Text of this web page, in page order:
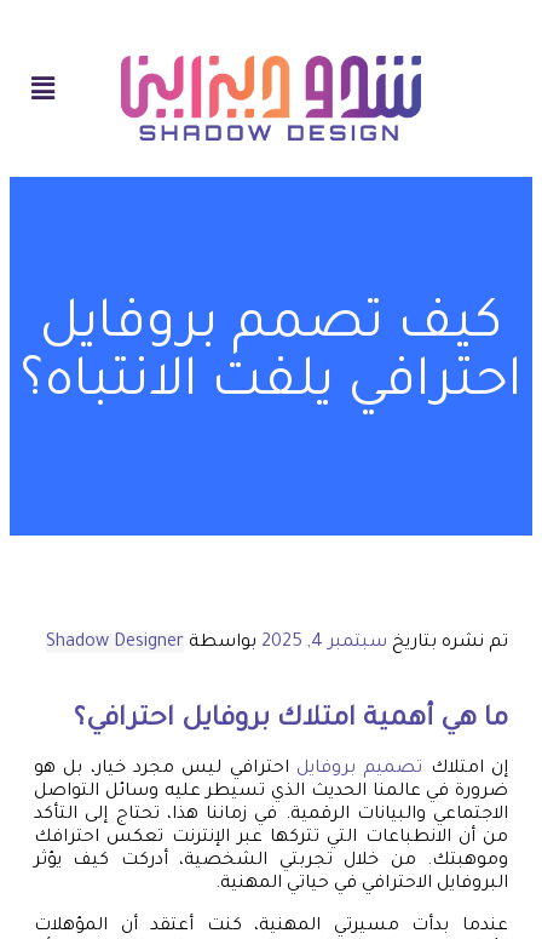
كيف تصمم بروفايل
احترافي يلفت الانتباه؟
تم نشره بتاريخ سبتمبر 4, 2025 بواسطة Shadow Designer
ما هي أهمية امتلاك بروفايل احترافي؟
إن امتلاك تصميم بروفايل احترافي ليس مجرد خيار، بل هو
ضرورة في عالمنا الحديث الذي تسيطر عليه وسائل التواصل
الاجتماعي والبيانات الرقمية. في زماننا هذا، تحتاج إلى التأكد
من أن الانطباعات التي تتركها عبر الإنترنت تعكس احترافك
وموهبتك. من خلال تجربتي الشخصية، أدركت كيف يؤثر
البروفايل الاحترافي في حياتي المهنية.
عندما بدأت مسيرتي المهنية، كنت أعتقد أن المؤهلات